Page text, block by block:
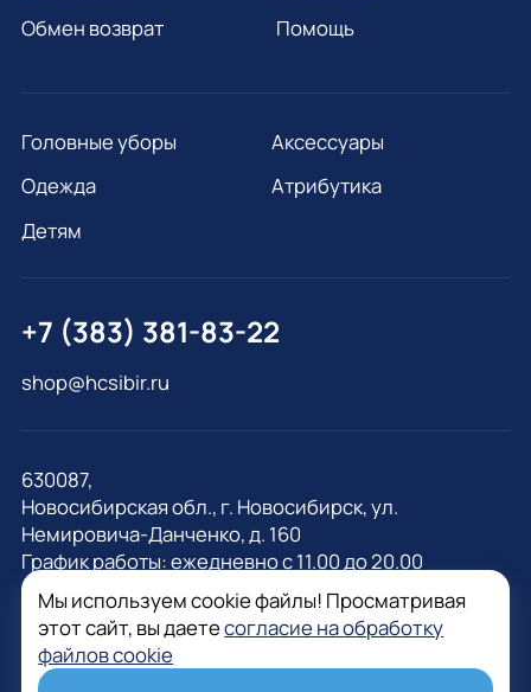
Обмен возврат
Помощь
Головные уборы
Одежда
Детям
Аксессуары
Атрибутика
+7 (383) 381-83-22
shop@hcsibir.ru
630087,
Новосибирская обл., г. Новосибирск, ул.
Немировича-Данченко, д. 160
График работы: ежедневно с 11.00 до 20.00
Мы используем cookie файлы! Просматривая
этот сайт, вы даетесогласие на обработку
файлов cookie